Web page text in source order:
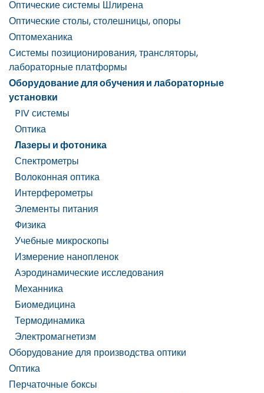
Оптические системы Шлирена
Оптические столы, столешницы, опоры
Оптомеханика
Системы позиционирования, трансляторы,
лабораторные платформы
Оборудование для обучения и лабораторные
установки
PIV системы
Оптика
Лазеры и фотоника
Спектрометры
Волоконная оптика
Интерферометры
Элементы питания
Физика
Учебные микроскопы
Измерение нанопленок
Аэродинамические исследования
Механника
Биомедицина
Термодинамика
Электромагнетизм
Оборудование для производства оптики
Оптика
Перчаточные боксы